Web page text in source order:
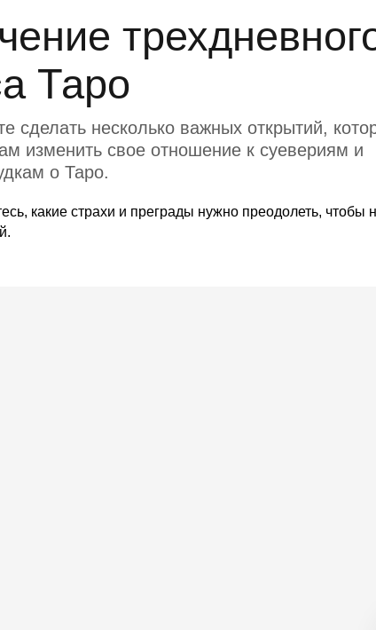
Таро
сделать несколько важных открытий,
изменить свое отношение к суевериям и
о Таро.
какие страхи и преграды нужно преодолеть, чтобы